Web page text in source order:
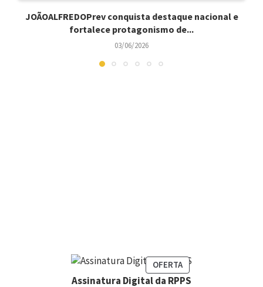
JOÃOALFREDOPrev conquista destaque nacional e
fortalece protagonismo de...
03/06/2026
OFERTA
Assinatura Digital da RPPS